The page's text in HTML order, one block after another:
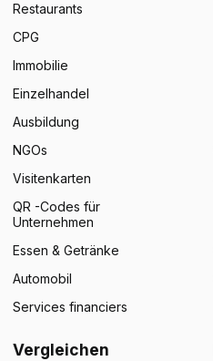
Restaurants
CPG
Immobilie
Einzelhandel
Ausbildung
NGOs
Visitenkarten
QR -Codes für
Unternehmen
Essen & Getränke
Automobil
Services financiers
Vergleichen